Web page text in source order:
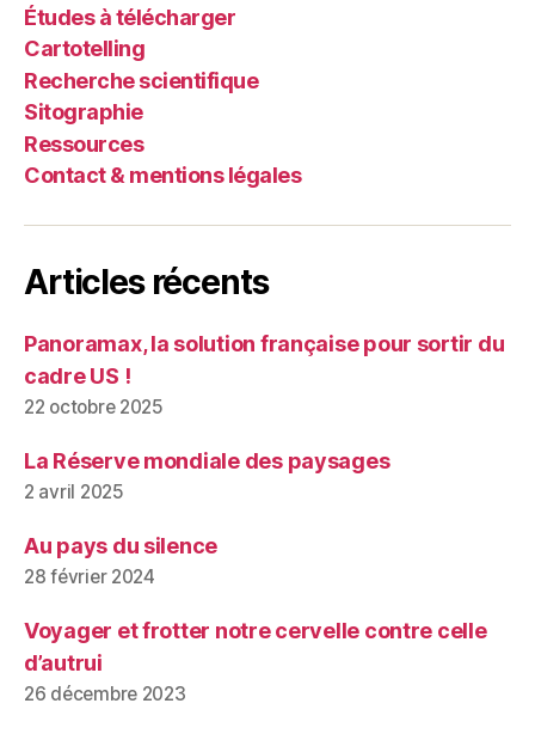
Études à télécharger
Cartotelling
Recherche scientifique
Sitographie
Ressources
Contact & mentions légales
Articles récents
Panoramax, la solution française pour sortir du
cadre US !
22 octobre 2025
La Réserve mondiale des paysages
2 avril 2025
Au pays du silence
28 février 2024
Voyager et frotter notre cervelle contre celle
d’autrui
26 décembre 2023